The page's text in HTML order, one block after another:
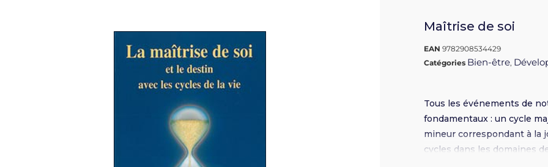
Maîtrise de soi
EAN9782908534429
Catégories Bien-être,
Tous les événements de
fondamentaux : un cycle
mineur correspondant à la
cycles dans les domaines